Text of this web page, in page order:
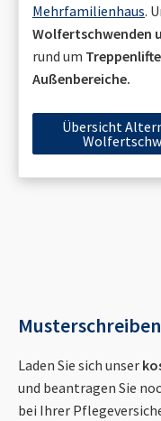
Mehrfamilienhaus.
Wolfertschwenden
rund um
Außenbereiche.
Übersicht
Musterschreiben
Laden Sie sich unser
und beantragen Sie
bei Ihrer